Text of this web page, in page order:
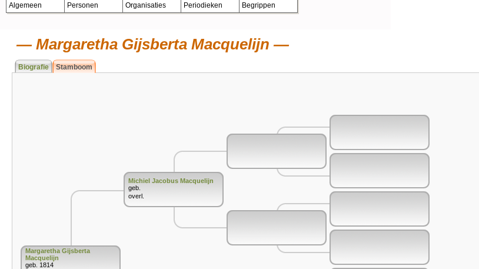
Algemeen Personen Organisaties Periodieken Begrippen
Margaretha Gijsberta Macquelijn
Biografie Stamboom
Margaretha Gijsberta
Macquelijn
geb. 1814
Michiel Jacobus Macquelijn
geb.
overl.